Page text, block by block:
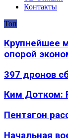
Контакты
Топ
Крупнейшее
опорой
397 дронов
Ким Дотком:
Пентагон
Начальная